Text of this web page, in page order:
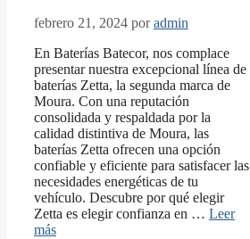
febrero 21, 2024 poradmin
En Baterías Batecor, nos complace
presentar nuestra excepcional línea de
baterías Zetta, la segunda marca de
Moura. Con una reputación
consolidada y respaldada por la
calidad distintiva de Moura, las
baterías Zetta ofrecen una opción
confiable y eficiente para satisfacer las
necesidades energéticas de tu
vehículo. Descubre por qué elegir
Zetta es elegir confianza en … Leer
más